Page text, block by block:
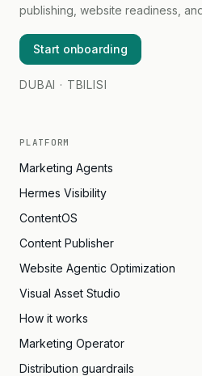
publishing, website readiness,
Start onboarding
DUBAI · TBILISI
PLATFORM
Marketing Agents
Hermes Visibility
ContentOS
Content Publisher
Website Agentic Optimization
Visual Asset Studio
How it works
Marketing Operator
Distribution guardrails